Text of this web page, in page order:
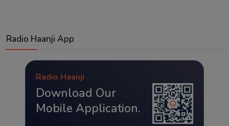
Radio Haanji App
Radio Haanji
Download Our
Mobile Application.